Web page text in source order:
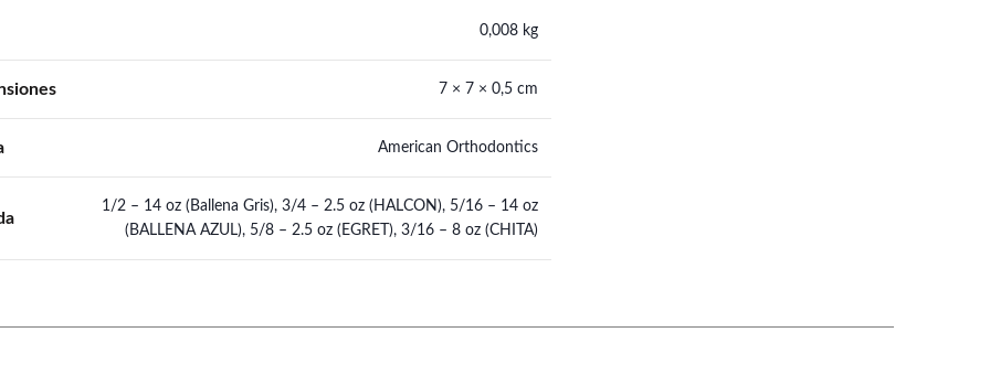
0,008 kg
7 × 7 × 0,5 cm
American Orthodontics
1/2 – 14 oz (Ballena Gris), 3/4 – 2.5 oz (HALCON), 5/16 – 14 oz
(BALLENA AZUL), 5/8 – 2.5 oz (EGRET), 3/16 – 8 oz (CHITA)